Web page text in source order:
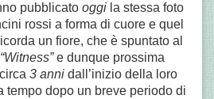
pubblicato oggi la stessa foto
rossi a forma di cuore e quel
un fiore, che è spuntato al
“Witness”e dunque prossima
3 anni dall’inizio della loro
tempo dopo un breve periodo di